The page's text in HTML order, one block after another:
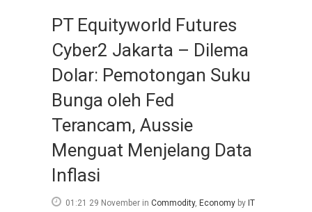
PT Equityworld Futures
Cyber2 Jakarta – Dilema
Dolar: Pemotongan Suku
Bunga oleh Fed
Terancam, Aussie
Menguat Menjelang Data
Inflasi
01:21 29 November in Commodity, Economy by IT